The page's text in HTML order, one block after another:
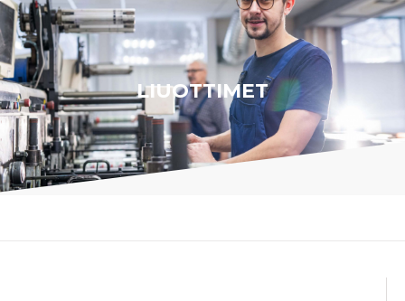
LIUOTTIMET